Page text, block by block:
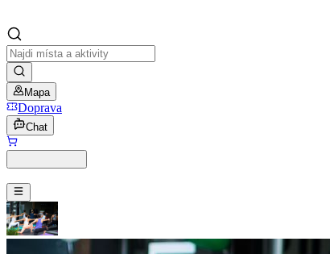
Mapa
Doprava
Chat